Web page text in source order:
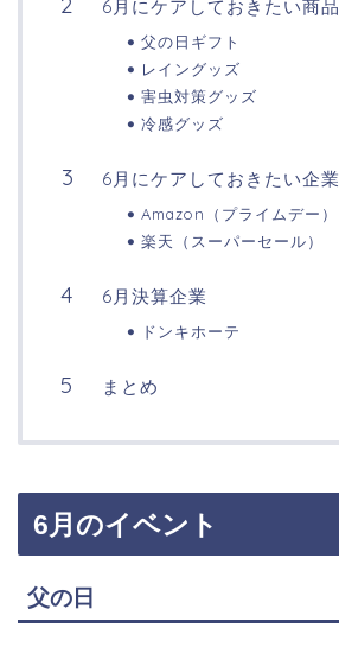
6月にケアしておきたい商品
父の日ギフト
レイングッズ
害虫対策グッズ
冷感グッズ
6月にケアしておきたい企業
Amazon（プライムデー）
楽天（スーパーセール）
6月決算企業
ドンキホーテ
まとめ
6月のイベント
父の日